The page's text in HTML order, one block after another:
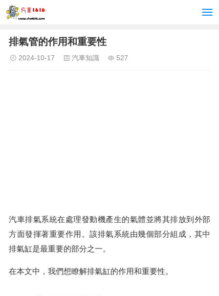
排氣管的作用和重要性
2024-10-17 汽車知識 527
汽車排氣系統在處理發動機產生的氣體並將其排放到外部
方面發揮著重要作用。該排氣系統由幾個部分組成，其中
排氣缸是最重要的部分之一。
在本文中，我們想瞭解排氣缸的作用和重要性。